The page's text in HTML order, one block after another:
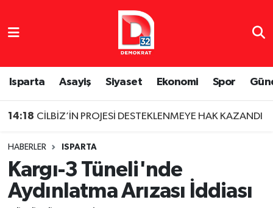
Isparta Asayiş Siyaset Ekonomi Spor
14:18 CİLBİZ’İN PROJESİ DESTEKLENMEYE HAK KAZANDI
HABERLER ISPARTA
Kargı-3 Tüneli'nde
Aydınlatma Arızası İddiası
Isparta Nöbetçi Eczaneler
Isparta Hava Durumu
Süper Lig Puan Durumu ve Fikstür
Tüm Manşetler